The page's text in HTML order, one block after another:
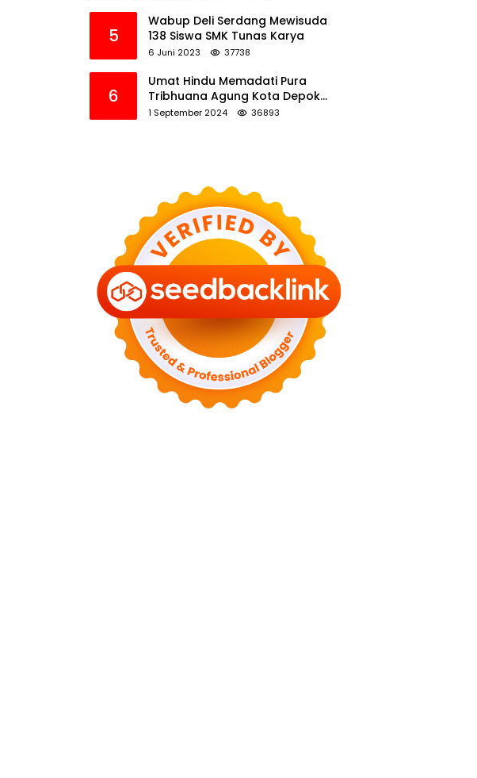
5
Wabup Deli Serdang Mewisuda
138 Siswa SMK Tunas Karya
6 Juni 2023 37738
6
Umat Hindu Memadati Pura
Tribhuana Agung Kota Depok
Jawa Barat
1 September 2024 36893